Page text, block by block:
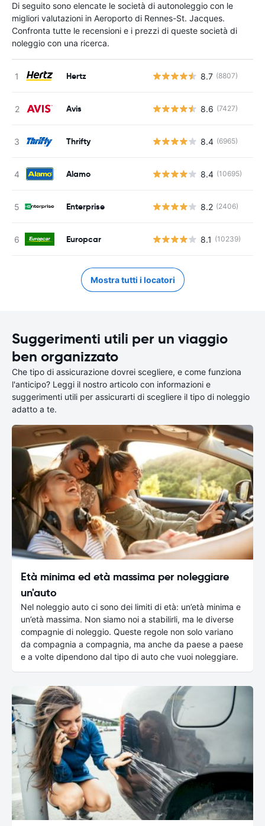
Di seguito sono elencate le società di autonoleggio con le
migliori valutazioni in Aeroporto di Rennes-St. Jacques.
Confronta tutte le recensioni e i prezzi di queste società di
noleggio con una ricerca.
Hertz 8.7 (8807)
Avis 8.6 (7427)
Thrifty 8.4 (6965)
Alamo 8.4 (10695)
Enterprise 8.2 (2406)
Europcar 8.1 (10239)
Mostra tutti i locatori
Suggerimenti utili per un viaggio
ben organizzato
Che tipo di assicurazione dovrei scegliere, e come funziona
l'anticipo? Leggi il nostro articolo con informazioni e
suggerimenti utili per assicurarti di scegliere il tipo di noleggio
adatto a te.
Età minima ed età massima per noleggiare
un'auto
Nel noleggio auto ci sono dei limiti di età: un’età minima e
un’età massima. Non siamo noi a stabilirli, ma le diverse
compagnie di noleggio. Queste regole non solo variano
da compagnia a compagnia, ma anche da paese a paese
e a volte dipendono dal tipo di auto che vuoi noleggiare.